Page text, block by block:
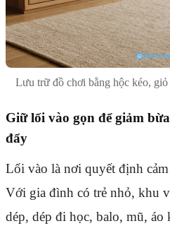
Lưu trữ đồ chơi bằng hộc kéo,
Giữ lối vào gọn để giảm
đẩy
Lối vào là nơi quyết định cảm
Với gia đình có trẻ nhỏ, khu
dép, dép đi học, balo, mũ,